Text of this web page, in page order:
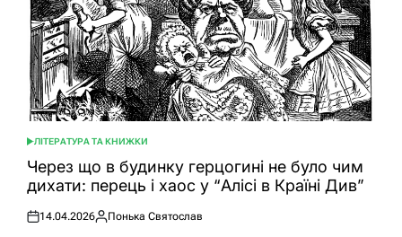
ОПУБЛІКУВАТИ
У
ЛІТЕРАТУРА ТА КНИЖКИ
Через що в будинку герцогині не було чим
дихати: перець і хаос у “Алісі в Країні Див”
Оприлюднено
14.04.2026
Опубліковано
Понька Святослав